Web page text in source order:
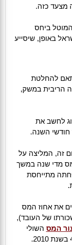
מצעד כזה.
המוטל ביחס
באופן, שיסייע
להחלטת
הריבית במשק,
לחשב את
חודשי השנה.
זה, המליצה על
מדי שנה במשך
בין 2010 - 2006. ההפחתה מתייחסת
את אחוז המס
של העובד),
המס השולי